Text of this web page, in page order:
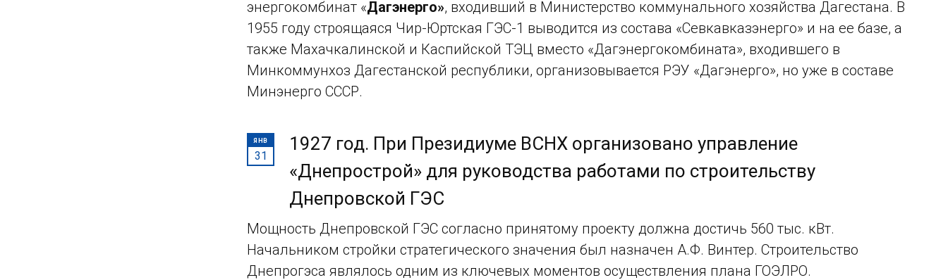
энергокомбинат «Дагэнерго», входивший в Министерство коммунального хозяйства Дагестана. В
1955 году строящаяся Чир-Юртская ГЭС-1 выводится из состава «Севкавказэнерго» и на ее базе, а
также Махачкалинской и Каспийской ТЭЦ вместо «Дагэнергокомбината», входившего в
Минкоммунхоз Дагестанской республики, организовывается РЭУ «Дагэнерго», но уже в составе
Минэнерго СССР.
ЯНВ
31
1927 год. При Президиуме ВСНХ организовано управление
«Днепрострой» для руководства работами по строительству
Днепровской ГЭС
Мощность Днепровской ГЭС согласно принятому проекту должна достичь 560 тыс. кВт.
Начальником стройки стратегического значения был назначен А.Ф. Винтер. Строительство
Днепрогэса являлось одним из ключевых моментов осуществления плана ГОЭЛРО.